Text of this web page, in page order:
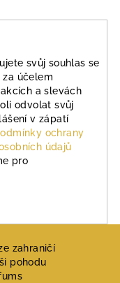
svůj souhlas se
účelem
a slevách
odvolat svůj
v zápatí
ochrany
údajů
pro
zahraničí
pohodu